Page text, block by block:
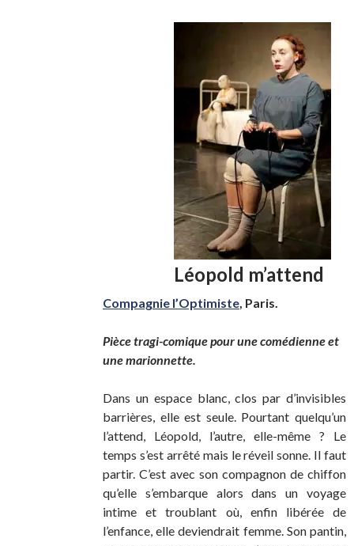
Léopold m’attend
Compagnie l’Optimiste Paris.
Pièce tragi-comique pour une comédienne et
une marionnette.
Dans un espace blanc, clos par d’invisibles
barrières, elle est seule. Pourtant quelqu’un
l’attend, Léopold, l’autre, elle-même ? Le
temps s’est arrêté mais le réveil sonne. Il faut
partir. C’est avec son compagnon de chiffon
qu’elle s’embarque alors dans un voyage
intime et troublant où, enfin libérée de
l’enfance, elle deviendrait femme. Son pantin,